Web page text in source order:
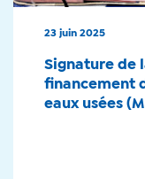
23 juin 2025
Signature de
financement
eaux usées